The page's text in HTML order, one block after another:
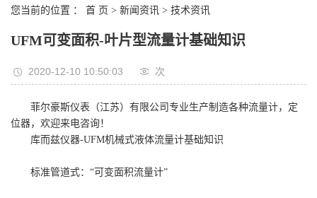
您当前的位置 ： 首 页 > 新闻资讯 > 技术资讯
UFM可变面积-叶片型流量计基础知识
2020-12-10 10:50:03 次
菲尔豪斯仪表（江苏）有限公司专业生产制造各种流量计，定
位器，欢迎来电咨询！
库而兹仪器-UFM机械式液体流量计基础知识
标准管道式：“可变面积流量计”